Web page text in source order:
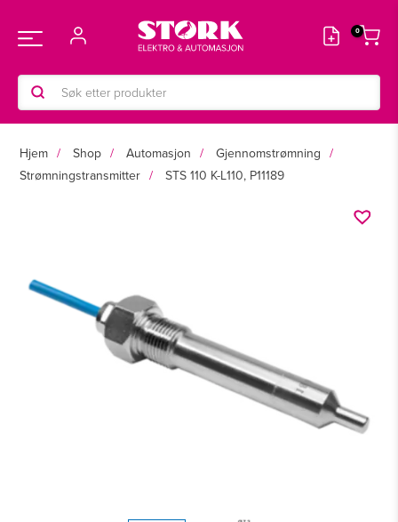
rett
innholdet
Main
Menu
Products
search
Hjem Shop Automasjon
Gjennomstrømning
Strømningstransmitter
STS 110 K-L110, P11189